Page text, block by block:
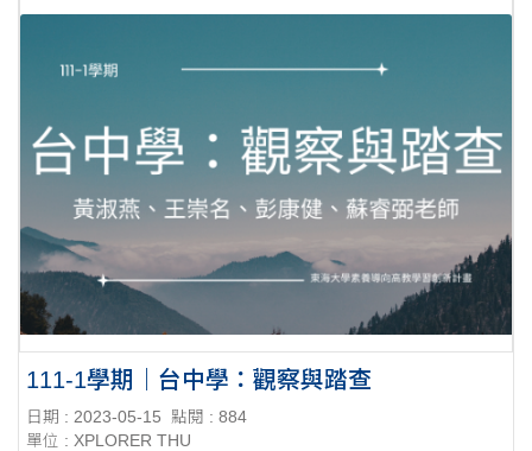
111-1學期｜台中學：觀察與踏查
日期 : 2023-05-15
點閱 : 884
單位 : XPLORER THU